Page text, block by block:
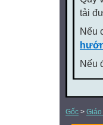
tải
Nếu
Nếu
Gốc > Giáo